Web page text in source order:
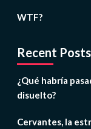
WTF?
Recent Posts
¿Qué habría
disuelto?
Cervantes, la